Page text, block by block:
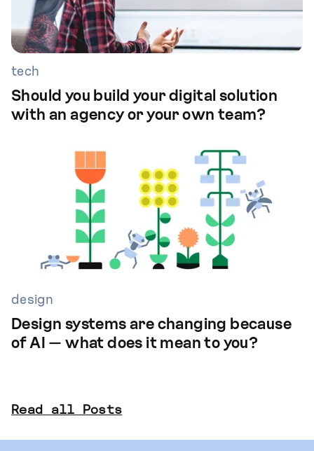
tech
Should you build your digital solution
with an agency or your own team?
design
Design systems are changing because
of AI — what does it mean to you?
Read all Posts